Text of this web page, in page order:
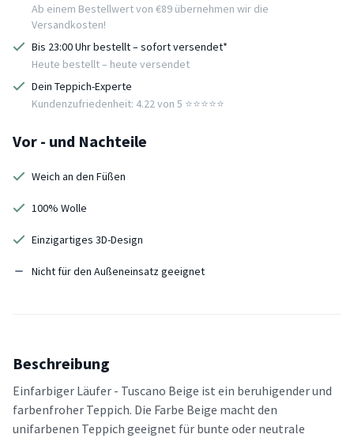
Ab einem Bestellwert von €89 übernehmen wir die
Versandkosten!
Bis 23:00 Uhr bestellt – sofort versendet*
Heute bestellt – heute versendet
Dein Teppich-Experte
Kundenzufriedenheit: 4.22 von 5 ⭐️⭐️⭐️⭐️⭐️
Vor - und Nachteile
Weich an den Füßen
100% Wolle
Einzigartiges 3D-Design
Nicht für den Außeneinsatz geeignet
Beschreibung
Einfarbiger Läufer - Tuscano Beige ist ein beruhigender und
farbenfroher Teppich. Die Farbe Beige macht den
unifarbenen Teppich geeignet für bunte oder neutrale